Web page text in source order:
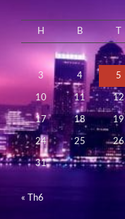
H B
3 4 5
10 11 12
17 18 19
24 25 26
31
« Th6